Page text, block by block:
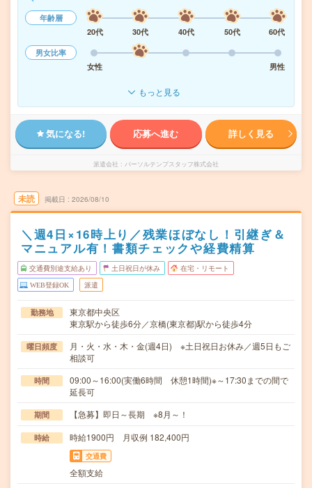
年齢層
20代
30代 40代 50代
60代
男女比率
女性
男性
もっと見る
気になる! 応募へ進む 詳しく見る
派遣会社 パーソルテンプスタッフ株式会社
未読 掲載日 2026/08/10
＼週4日×16時上り／残業ほぼなし！引継ぎ＆
マニュアル有！書類チェックや経費精算
交通費別途支給あり 土日祝日が休み 在宅・リモート
WEB登録OK 派遣
勤務地
東京都中央区
東京駅から徒歩6分／京橋(東京都)駅から徒歩4分
曜日頻度
月・火・水・木・金(週4日) ※土日祝日お休み／週5日もご
相談可
時間
09:00～16:00(実働6時間 休憩1時間)※～17:30までの間で
延長可
期間 【急募】即日～長期 ※8月～！
時給 時給1900円 月収例 182,400円
交通費
全額支給